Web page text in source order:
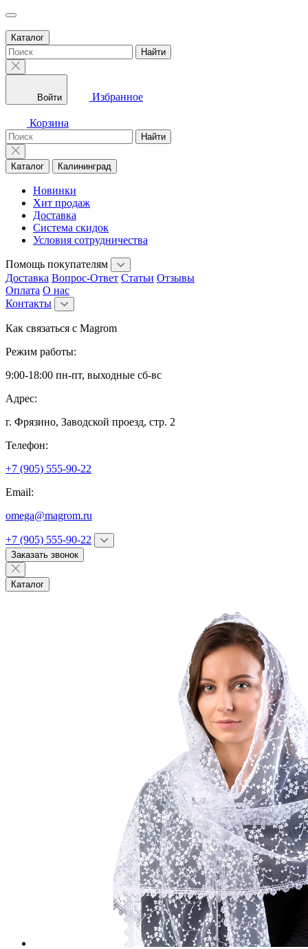
Каталог
Найти
Войти Избранное
Корзина
Найти
Каталог Калининград
Новинки
Хит продаж
Доставка
Система скидок
Условия сотрудничества
Помощь покупателям
Доставка Вопрос-Ответ Статьи Отзывы
Оплата О нас
Контакты
Как связаться с Magrom
Режим работы:
9:00-18:00 пн-пт, выходные сб-вс
Адрес:
г. Фрязино, Заводской проезд, стр. 2
Телефон:
+7 (905) 555-90-22
Email:
omega@magrom.ru
+7 (905) 555-90-22
Заказать звонок
Каталог